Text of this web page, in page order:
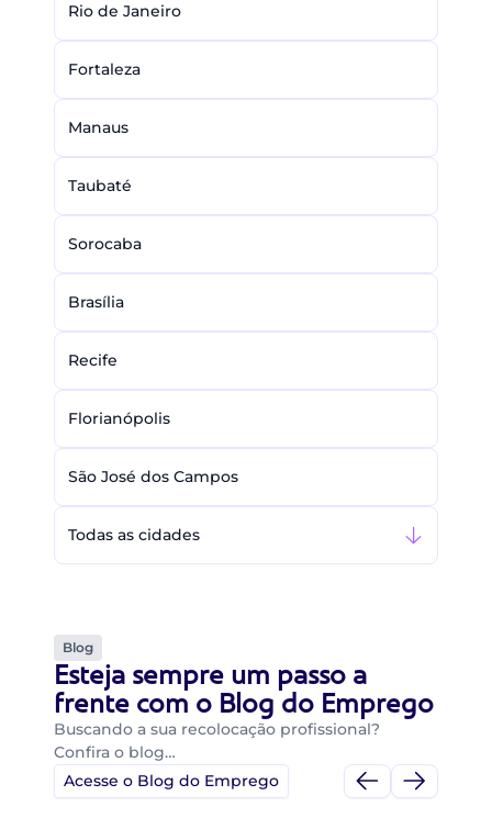
Rio de Janeiro
Fortaleza
Manaus
Taubaté
Sorocaba
Brasília
Recife
Florianópolis
São José dos Campos
Todas as cidades
Blog
Esteja sempre um passo a
frente com o Blog do Emprego
Buscando a sua recolocação profissional?
Confira o blog…
Acesse o Blog do Emprego